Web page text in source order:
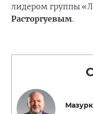
лидером группы
Расторгуевым.